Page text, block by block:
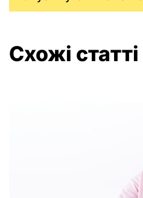
Схожі статті